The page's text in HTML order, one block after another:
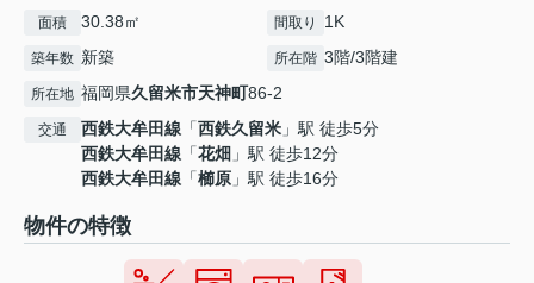
面積 30.38㎡ 間取り 1K
築年数 新築 所在階 3階/3階建
所在地 福岡県久留米市天神町86-2
交通 西鉄大牟田線 「西鉄久留米 」駅 徒歩5分
西鉄大牟田線 「花畑 」駅 徒歩12分
西鉄大牟田線 「櫛原 」駅 徒歩16分
物件の特徴